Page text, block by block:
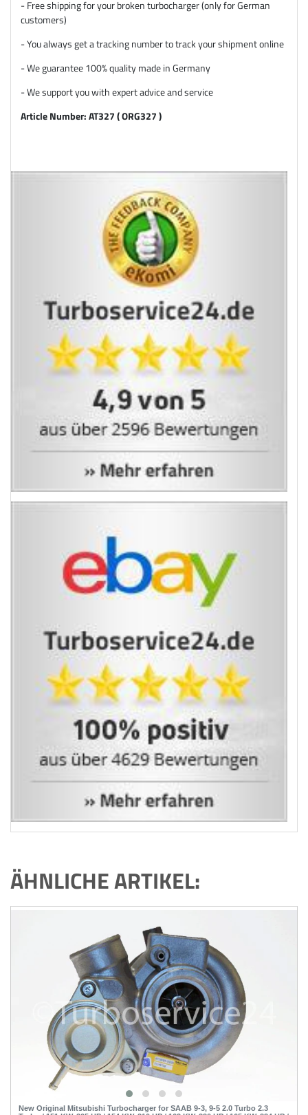
- Free shipping for your broken turbocharger (only for German
customers)
- You always get a tracking number to track your shipment online
- We guarantee 100% quality made in Germany
- We support you with expert advice and service
Article Number: AT327 ( ORG327 )
ÄHNLICHE ARTIKEL:
New Original Mitsubishi Turbocharger for SAAB 9-3, 9-5 2.0 Turbo 2.3